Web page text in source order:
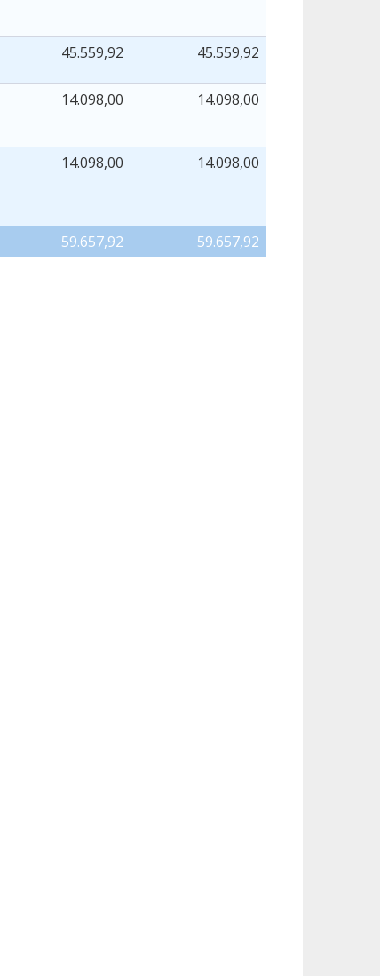
45.559,92 45.559,92
14.098,00 14.098,00
14.098,00 14.098,00
59.657,92 59.657,92